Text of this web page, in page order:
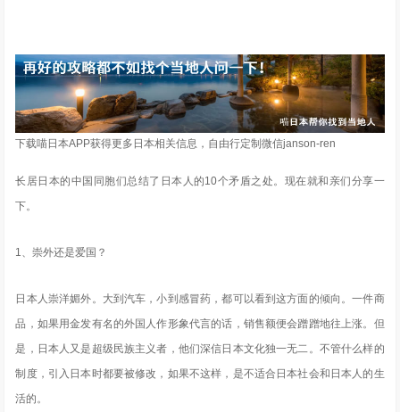
下载喵日本APP获得更多日本相关信息，自由行定制微信janson-ren
长居日本的中国同胞们总结了日本人的10个矛盾之处。现在就和亲们分享一
下。
1、崇外还是爱国？
日本人崇洋媚外。大到汽车，小到感冒药，都可以看到这方面的倾向。一件商
品，如果用金发有名的外国人作形象代言的话，销售额便会蹭蹭地往上涨。但
是，日本人又是超级民族主义者，他们深信日本文化独一无二。不管什么样的
制度，引入日本时都要被修改，如果不这样，是不适合日本社会和日本人的生
活的。